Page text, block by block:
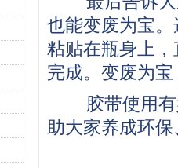
也能变废为宝
粘贴在瓶身上
完成。变废为
胶带使用有
助大家养成环